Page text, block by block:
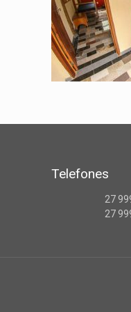
Telefones
27
27